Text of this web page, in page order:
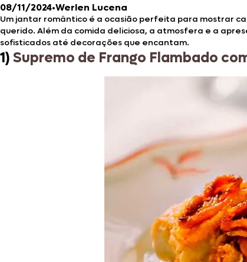
08/11/2024•Werlen Lucena
Um jantar romântico é a ocasião perfeita para mostrar
querido. Além da comida deliciosa, a atmosfera e a
sofisticados até decorações que encantam.
1)Supremo de Frango Flambado